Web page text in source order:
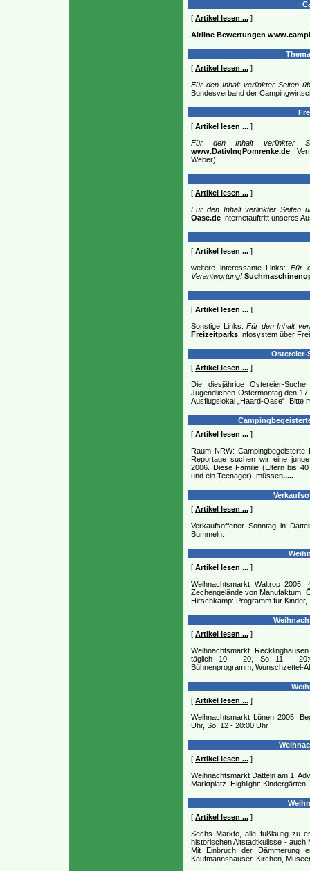
[ Artikel lesen ... ]
Airline Bewertungen
[ Artikel lesen ... ]
Für den Inhalt verlinkter Seiten
Bundesverband der
[ Artikel lesen ... ]
Für den Inhalt verlinkter
www.DativIngPomrenke.de
Weber)
[ Artikel lesen ... ]
Für den Inhalt verlinkter Seiten
Oase.de Internetauftritt unseres
[ Artikel lesen ... ]
weitere interessante Links:Für
Verantwortung!
[ Artikel lesen ... ]
Sonstige Links:Für den Inhalt
Freizeitparks Infosystem über
Ostereier-
[ Artikel lesen ... ]
Die diesjährige Ostereier-
Jugendlichen Ostermontag den
Ausflugslokal „Haard-Oase“. Bitte
[ Artikel lesen ... ]
Raum NRW:
Reportage suchen wir eine
2006. Diese Familie (Eltern bis
und ein Teenager), müssen.....
[ Artikel lesen ... ]
Verkaufsoffener Sonntag in
Bummeln.
[ Artikel lesen ... ]
Weihnachtsmarkt Waltrop 2005:
Zechengelände von Manufaktum.
Hirschkamp: Programm für
[ Artikel lesen ... ]
Weihnachtsmarkt
täglich 10 - 20, So 11 -
Bühnenprogramm, Wunschzettel-
[ Artikel lesen ... ]
Weihnachtsmarkt Lünen 2005:
Uhr, So: 12 - 20:00 Uhr
[ Artikel lesen ... ]
Weihnachtsmarkt Datteln am 1.
Marktplatz. Highlight:
[ Artikel lesen ... ]
Sechs Märkte, alle fußläufig zu
historischen Altstadtkulisse - auch
Mit Einbruch der Dämmerung
Kaufmannshäuser, Kirchen,